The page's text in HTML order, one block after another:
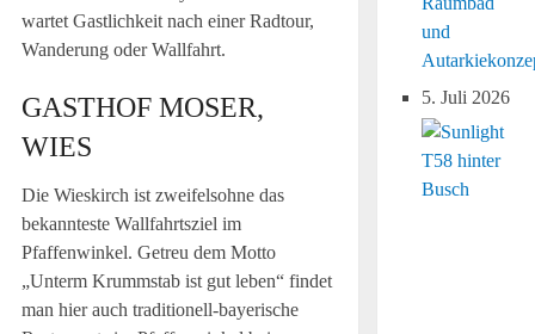
wartet Gastlichkeit nach einer Radtour,
Wanderung oder Wallfahrt.
GASTHOF MOSER,
WIES
Die Wieskirch ist zweifelsohne das
bekannteste Wallfahrtsziel im
Pfaffenwinkel. Getreu dem Motto
„Unterm Krummstab ist gut leben“ findet
man hier auch traditionell-bayerische
und
5. Juli 2026